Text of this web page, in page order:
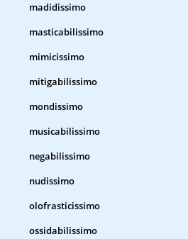
madidissimo
masticabilissimo
mimicissimo
mitigabilissimo
mondissimo
musicabilissimo
negabilissimo
nudissimo
olofrasticissimo
ossidabilissimo